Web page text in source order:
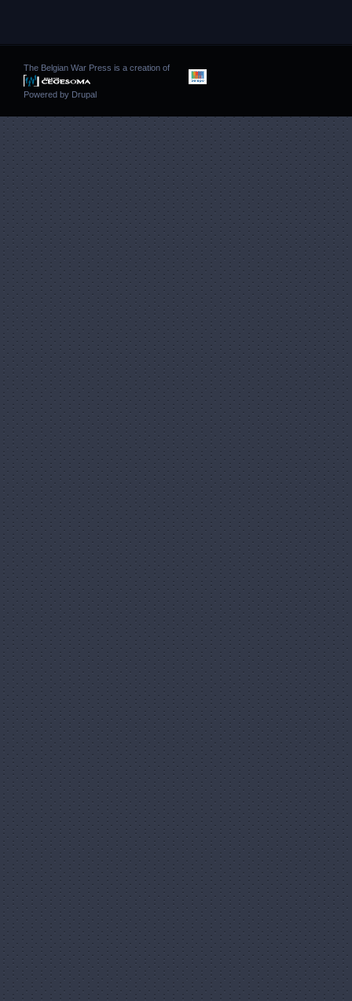
The Belgian War Press is a creation of
Powered by Drupal